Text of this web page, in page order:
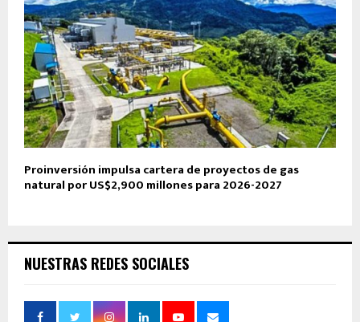
Proinversión impulsa cartera de proyectos de gas
natural por US$2,900 millones para 2026-2027
NUESTRAS REDES SOCIALES